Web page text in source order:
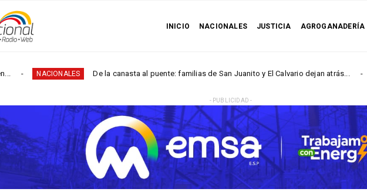
INICIO NACIONALES JUSTICIA AGROGANADERÍA
NACIONALES De la canasta al puente: familias de San Juanito y El Calvario dejan atrás...
- PUBLICIDAD -